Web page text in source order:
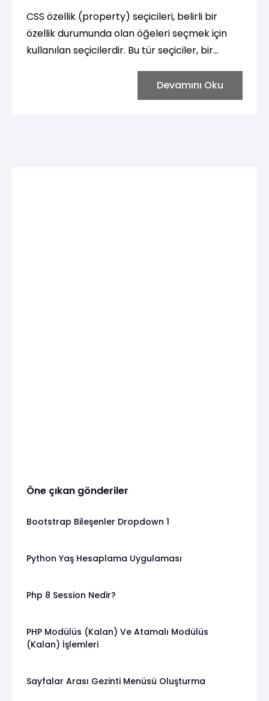
CSS özellik (property) seçicileri, belirli bir
özellik durumunda olan öğeleri seçmek için
kullanılan seçicilerdir. Bu tür seçiciler, bir
olduğunda stil uygulamak için kullanılır.
Devamını Oku
Öne çıkan gönderiler
Bootstrap Bileşenler Dropdown 1
Python Yaş Hesaplama Uygulaması
Php 8 Session Nedir?
PHP Modülüs (Kalan) Ve Atamalı Modülüs
(Kalan) İşlemleri
Sayfalar Arası Gezinti Menüsü Oluşturma